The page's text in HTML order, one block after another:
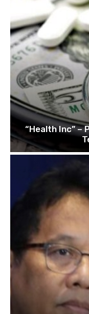
“Health Inc” –